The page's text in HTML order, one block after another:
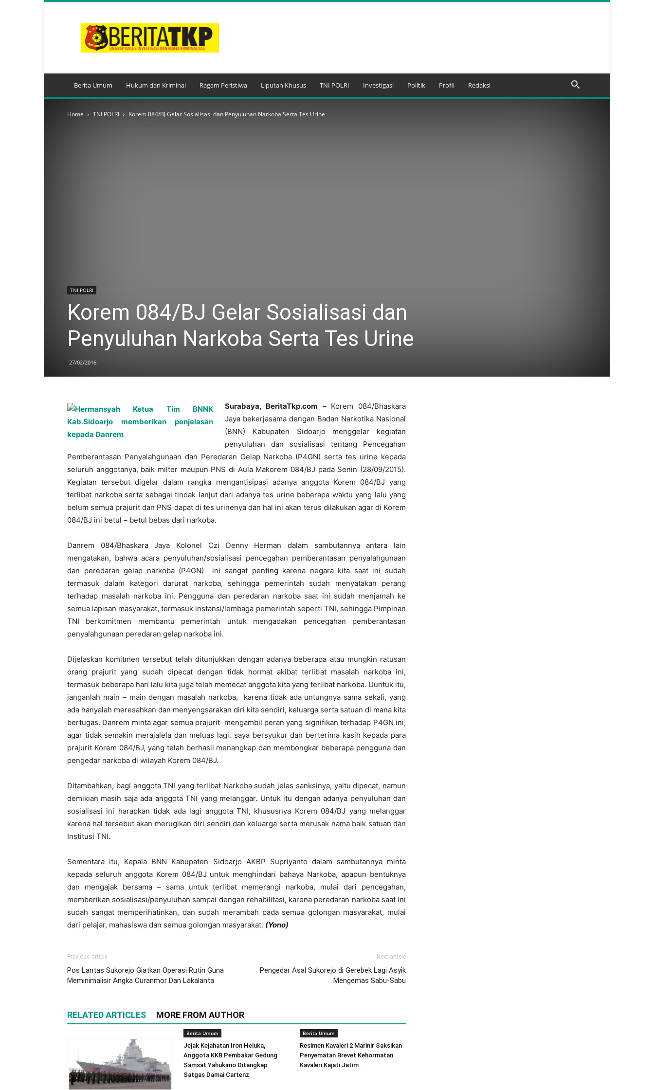
Berita Umum Hukum dan Kriminal Ragam Peristiwa Liputan Khusus TNI POLRI Investigasi Politik Profil Redaksi
Home TNI POLRI Korem 084/BJ Gelar Sosialisasi dan Penyuluhan Narkoba Serta Tes Urine
TNI POLRI
Korem 084/BJ Gelar Sosialisasi dan
Penyuluhan Narkoba Serta Tes Urine
27/02/2016
Surabaya, BeritaTkp.com – Korem 084/Bhaskara
Jaya bekerjasama dengan Badan Narkotika Nasional
(BNN) Kabupaten Sidoarjo menggelar kegiatan
penyuluhan dan sosialisasi tentang Pencegahan
Pemberantasan Penyalahgunaan dan Peredaran Gelap Narkoba (P4GN) serta tes urine kepada
seluruh anggotanya, baik milter maupun PNS di Aula Makorem 084/BJ pada Senin (28/09/2015).
Kegiatan tersebut digelar dalam rangka mengantisipasi adanya anggota Korem 084/BJ yang
terlibat narkoba serta sebagai tindak lanjut dari adanya tes urine beberapa waktu yang lalu yang
belum semua prajurit dan PNS dapat di tes urinenya dan hal ini akan terus dilakukan agar di Korem
084/BJ ini betul – betul bebas dari narkoba.
Danrem 084/Bhaskara Jaya Kolonel Czi Denny Herman dalam sambutannya antara lain
mengatakan, bahwa acara penyuluhan/sosialisasi pencegahan pemberantasan penyalahgunaan
dan peredaran gelap narkoba (P4GN) ini sangat penting karena negara kita saat ini sudah
termasuk dalam kategori darurat narkoba, sehingga pemerintah sudah menyatakan perang
terhadap masalah narkoba ini. Pengguna dan peredaran narkoba saat ini sudah menjamah ke
semua lapisan masyarakat, termasuk instansi/lembaga pemerintah seperti TNI, sehingga Pimpinan
TNI berkomitmen membantu pemerintah untuk mengadakan pencegahan pemberantasan
penyalahgunaan peredaran gelap narkoba ini.
Dijelaskan komitmen tersebut telah ditunjukkan dengan adanya beberapa atau mungkin ratusan
orang prajurit yang sudah dipecat dengan tidak hormat akibat terlibat masalah narkoba ini,
termasuk beberapa hari lalu kita juga telah memecat anggota kita yang terlibat narkoba. Uuntuk itu,
janganlah main – main dengan masalah narkoba, karena tidak ada untungnya sama sekali, yang
ada hanyalah meresahkan dan menyengsarakan diri kita sendiri, keluarga serta satuan di mana kita
bertugas. Danrem minta agar semua prajurit mengambil peran yang signifikan terhadap P4GN ini,
agar tidak semakin merajalela dan meluas lagi. saya bersyukur dan berterima kasih kepada para
prajurit Korem 084/BJ, yang telah berhasil menangkap dan membongkar beberapa pengguna dan
pengedar narkoba di wilayah Korem 084/BJ.
Ditambahkan, bagi anggota TNI yang terlibat Narkoba sudah jelas sanksinya, yaitu dipecat, namun
demikian masih saja ada anggota TNI yang melanggar. Untuk itu dengan adanya penyuluhan dan
sosialisasi ini harapkan tidak ada lagi anggota TNI, khususnya Korem 084/BJ yang melanggar
karena hal tersebut akan merugikan diri sendiri dan keluarga serta merusak nama baik satuan dan
Institusi TNI.
Sementara itu, Kepala BNN Kabupaten Sidoarjo AKBP Supriyanto dalam sambutannya minta
kepada seluruh anggota Korem 084/BJ untuk menghindari bahaya Narkoba, apapun bentuknya
dan mengajak bersama – sama untuk terlibat memerangi narkoba, mulai dari pencegahan,
memberikan sosialisasi/penyuluhan sampai dengan rehabilitasi, karena peredaran narkoba saat ini
sudah sangat memperihatinkan, dan sudah merambah pada semua golongan masyarakat, mulai
dari pelajar, mahasiswa dan semua golongan masyarakat. (Yono)
Previous article
Pos Lantas Sukorejo Giatkan Operasi Rutin Guna
Meminimalisir Angka Curanmor Dan Lakalanta
Next article
Pengedar Asal Sukorejo di Gerebek Lagi Asyik
Mengemas Sabu-Sabu
RELATED ARTICLES MORE FROM AUTHOR
Berita Umum
Jejak Kejahatan Iron Heluka,
Anggota KKB Pembakar Gedung
Samsat Yahukimo Ditangkap
Satgas Damai Cartenz
Berita Umum
Resimen Kavaleri 2 Marinir Saksikan
Penyematan Brevet Kehormatan
Kavaleri Kajati Jatim